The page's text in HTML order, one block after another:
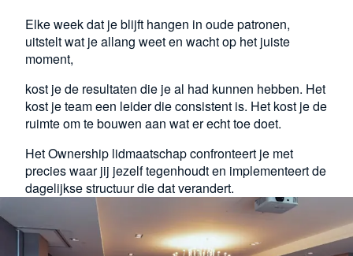
Elke week dat je blijft hangen in oude patronen,
uitstelt wat je allang weet en wacht op het juiste
moment,
kost je de resultaten die je al had kunnen hebben. Het
kost je team een leider die consistent is. Het kost je de
ruimte om te bouwen aan wat er echt toe doet.
Het Ownership lidmaatschap confronteert je met
precies waar jij jezelf tegenhoudt en implementeert de
dagelijkse structuur die dat verandert.